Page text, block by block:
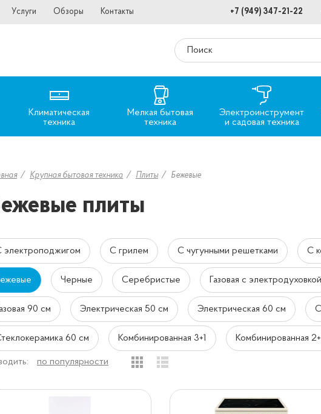
Услуги Обзоры Контакты +7 (949) 347-21-22
Климатическая
техника
Мелкая бытовая
техника
Электроинструмент
и садовая техника
Крупная бытовая техника Плиты Бежевые
плиты
электроподжигом С грилем С чугунными решетками С
Черные Серебристые Газовая с электродуховкой
90 см Электрическая 50 см Электрическая 60 см
60 см Комбинированная 3+1 Комбинированная
по популярности